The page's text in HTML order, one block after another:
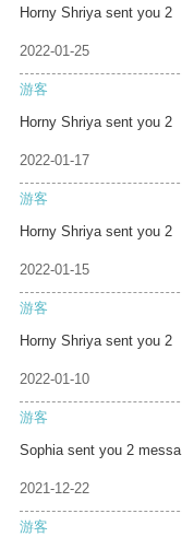
Horny Shriya sent you 2
2022-01-25
游客
Horny Shriya sent you 2
2022-01-17
游客
Horny Shriya sent you 2
2022-01-15
游客
Horny Shriya sent you 2
2022-01-10
游客
Sophia sent you 2 messa
2021-12-22
游客